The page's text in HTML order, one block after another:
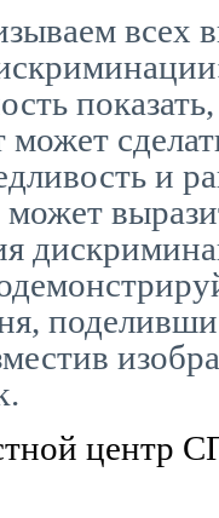
всех
и
.
центр